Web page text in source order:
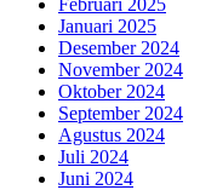
Februari 2025
Januari 2025
Desember 2024
November 2024
Oktober 2024
September 2024
Agustus 2024
Juli 2024
Juni 2024